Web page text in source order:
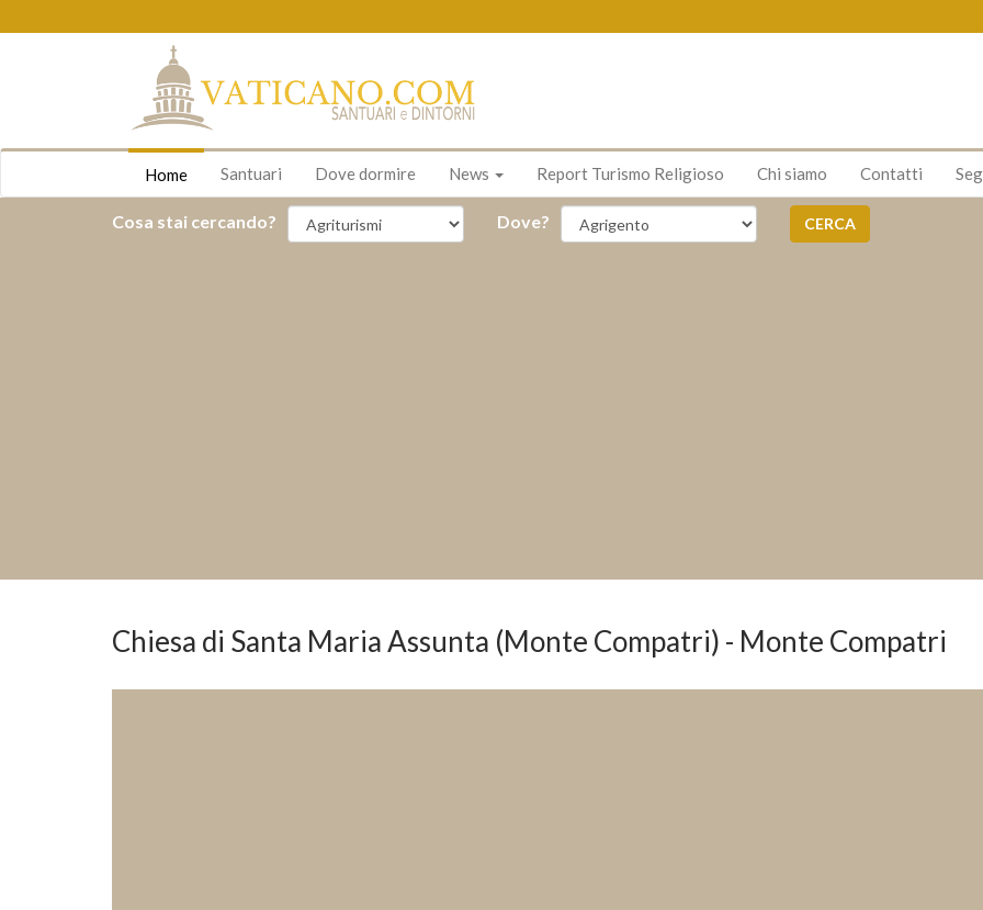
Home Santuari Dove dormire News Report Turismo Religioso Chi siamo Contatti
Cosa stai cercando? Dove? CERCA
Chiesa di Santa Maria Assunta (Monte Compatri) - Monte Compatri